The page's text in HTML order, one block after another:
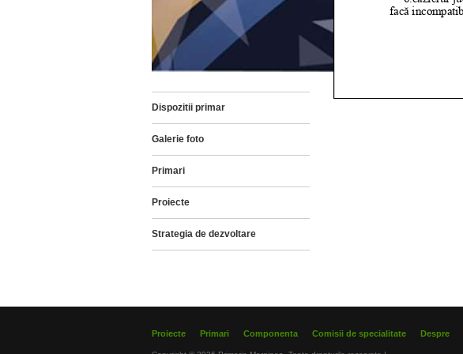
Dispozitii primar
Galerie foto
Primari
Proiecte
Strategia de dezvoltare
Proiecte Primari Componenta Comisii de specialitate Despre